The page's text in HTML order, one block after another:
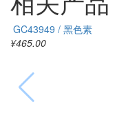
GC43949 / 黑色素
¥465.00